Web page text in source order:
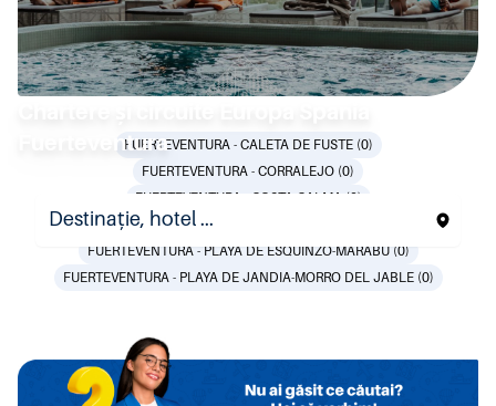
FuerteventuraFUERTEVENTURA - CALETA DE FUSTE (0)
FUERTEVENTURA - CORRALEJO (0)
FUERTEVENTURA - COSTA CALMA (0)
FUERTEVENTURA - EL COTILLO (0)
FUERTEVENTURA - PLAYA DE ESQUINZO-MARABU (0)
FUERTEVENTURA - PLAYA DE JANDIA-MORRO DEL JABLE (0)